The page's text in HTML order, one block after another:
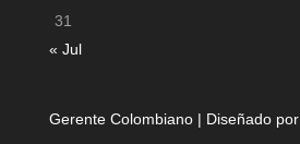
31
« Jul
Gerente Colombiano | Diseñado